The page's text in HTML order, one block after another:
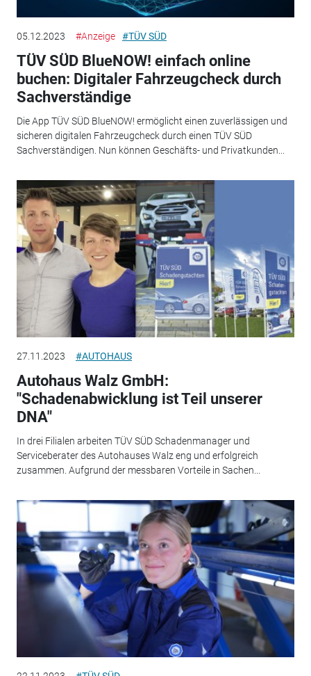
05.12.2023 #Anzeige #TÜV SÜD
TÜV SÜD BlueNOW! einfach online
buchen: Digitaler Fahrzeugcheck durch
Sachverständige
Die App TÜV SÜD BlueNOW! ermöglicht einen zuverlässigen und
sicheren digitalen Fahrzeugcheck durch einen TÜV SÜD
Sachverständigen. Nun können Geschäfts- und Privatkunden...
27.11.2023 #AUTOHAUS
Autohaus Walz GmbH:
"Schadenabwicklung ist Teil unserer
DNA"
In drei Filialen arbeiten TÜV SÜD Schadenmanager und
Serviceberater des Autohauses Walz eng und erfolgreich
zusammen. Aufgrund der messbaren Vorteile in Sachen...